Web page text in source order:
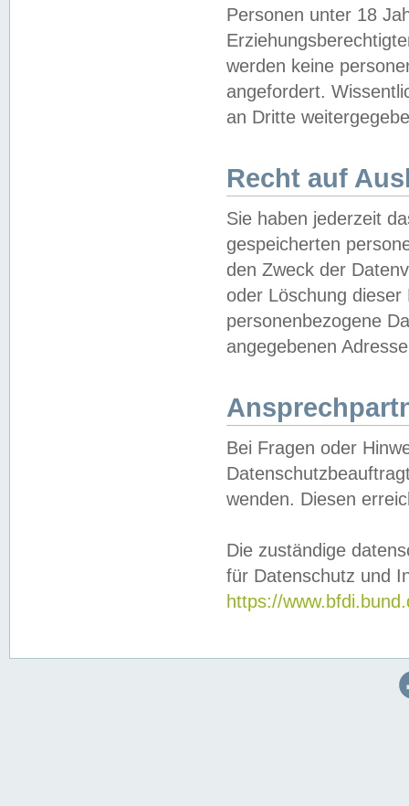
Personen unter 18
werden keine
angefordert.
an Dritte
Recht auf
Sie haben jederzeit
gespeicherten
den Zweck der
oder Löschung
personenbezogene
angegebenen
Bei Fragen oder
wenden. Diesen
Die zuständige
für Datenschutz und
https://